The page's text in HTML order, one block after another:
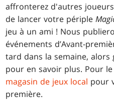
affronterez d'autres
de lancer votre périple
jeu à un ami ! Nous
événements d’Avant-
tard dans la semaine,
pour en savoir plus. Pour
magasin de jeux local pour
première.